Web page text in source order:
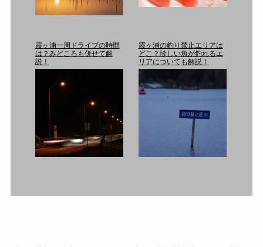
霞ヶ浦一周ドライブの時間
は？みどころも併せて解
説！
霞ヶ浦の釣り禁止エリアは
どこ？珍しい魚が釣れるエ
リアについても解説！